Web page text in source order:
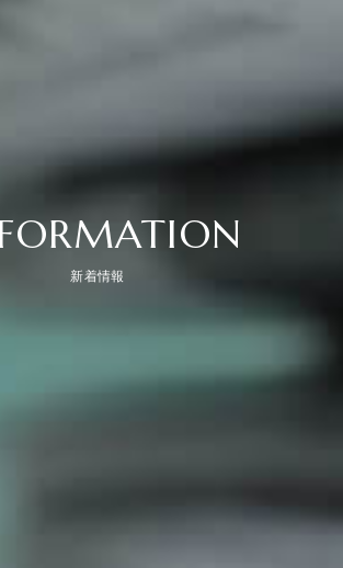
新着情報